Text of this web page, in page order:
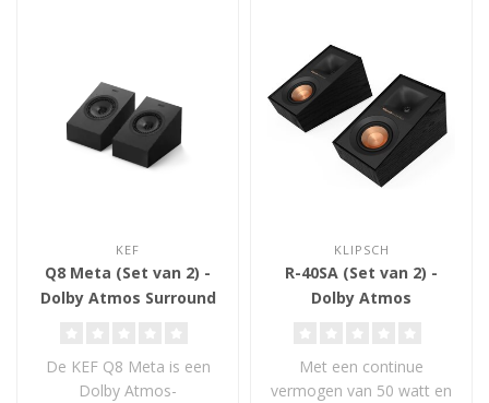
KEF
Q8 Meta (Set van 2) -
Dolby Atmos Surround
De KEF Q8 Meta is een
Dolby Atmos-
KLIPSCH
R-40SA (Set van 2) -
Dolby Atmos
Met een continue
vermogen van 50 watt en